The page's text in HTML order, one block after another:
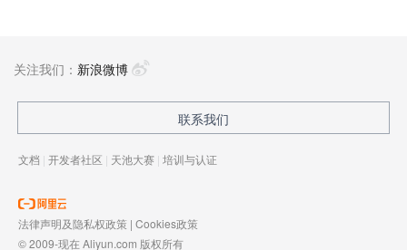
关注我们： 新浪微博
联系我们
文档 | 开发者社区 | 天池大赛 | 培训与认证
法律声明及隐私权政策 | Cookies政策
© 2009-现在 Aliyun.com 版权所有